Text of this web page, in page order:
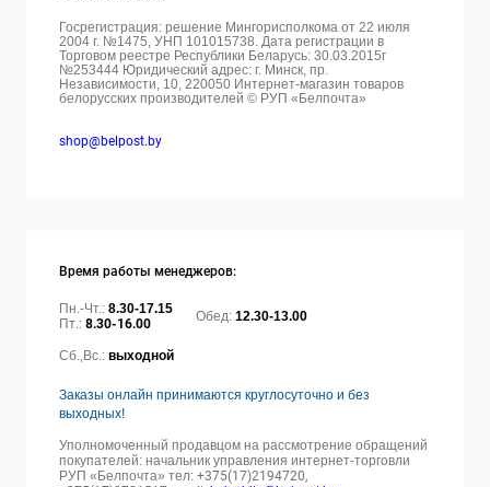
Госрегистрация: решение Мингорисполкома от 22 июля
2004 г. №1475, УНП 101015738. Дата регистрации в
Торговом реестре Республики Беларусь: 30.03.2015г
№253444 Юридический адрес: г. Минск, пр.
Независимости, 10, 220050 Интернет-магазин товаров
белорусских производителей © РУП «Белпочта»
shop@belpost.by
Время работы менеджеров:
Пн.-Чт.: 8.30-17.15
Пт.: 8.30-16.00 Обед: 12.30-13.00
Сб.,Вс.: выходной
Заказы онлайн принимаются круглосуточно и без
выходных!
Уполномоченный продавцом на рассмотрение обращений
покупателей: начальник управления интернет-торговли
РУП «Белпочта» тел: +375(17)2194720,